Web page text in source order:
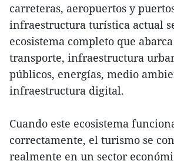
carreteras, aeropuertos y
infraestructura turística actual
ecosistema completo que
transporte, infraestructura
públicos, energías, medio
infraestructura digital.
Cuando este ecosistema
correctamente, el turismo se
realmente en un sector